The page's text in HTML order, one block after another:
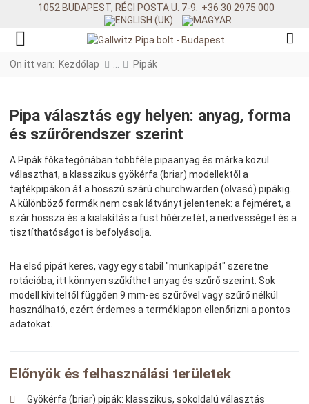
1052 BUDAPEST, RÉGI POSTA U. 7-9. +36 30 2975 000
Ön itt van: Kezdőlap Pipák
Pipa választás egy helyen: anyag, forma
és szűrőrendszer szerint
A Pipák főkategóriában többféle pipaanyag és márka közül
választhat, a klasszikus gyökérfa (briar) modellektől a
tajtékpipákon át a hosszú szárú churchwarden (olvasó) pipákig.
A különböző formák nem csak látványt jelentenek: a fejméret, a
szár hossza és a kialakítás a füst hőérzetét, a nedvességet és a
tisztíthatóságot is befolyásolja.
Ha első pipát keres, vagy egy stabil "munkapipát" szeretne
rotációba, itt könnyen szűkíthet anyag és szűrő szerint. Sok
modell kiviteltől függően 9 mm-es szűrővel vagy szűrő nélkül
használható, ezért érdemes a terméklapon ellenőrizni a pontos
adatokat.
Előnyök és felhasználási területek
Gyökérfa (briar) pipák: klasszikus, sokoldalú választás